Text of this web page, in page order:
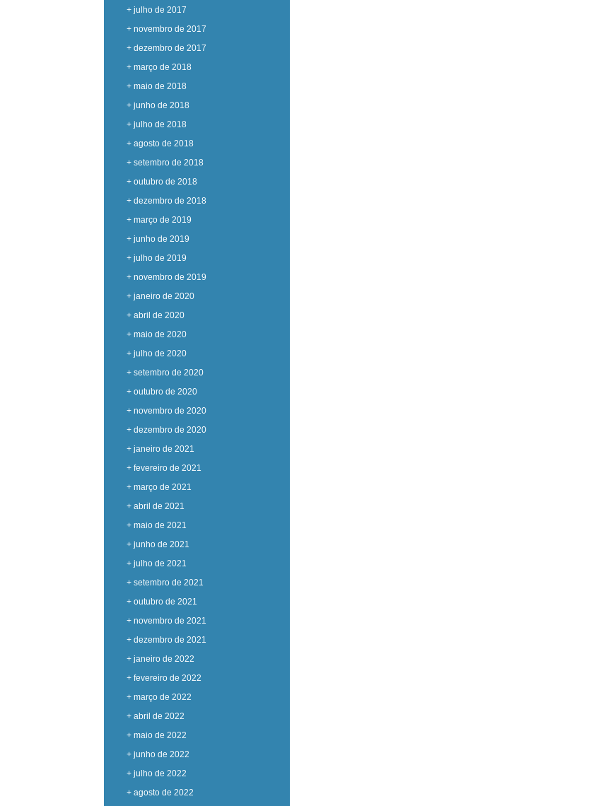
+ julho de 2017
+ novembro de 2017
+ dezembro de 2017
+ março de 2018
+ maio de 2018
+ junho de 2018
+ julho de 2018
+ agosto de 2018
+ setembro de 2018
+ outubro de 2018
+ dezembro de 2018
+ março de 2019
+ junho de 2019
+ julho de 2019
+ novembro de 2019
+ janeiro de 2020
+ abril de 2020
+ maio de 2020
+ julho de 2020
+ setembro de 2020
+ outubro de 2020
+ novembro de 2020
+ dezembro de 2020
+ janeiro de 2021
+ fevereiro de 2021
+ março de 2021
+ abril de 2021
+ maio de 2021
+ junho de 2021
+ julho de 2021
+ setembro de 2021
+ outubro de 2021
+ novembro de 2021
+ dezembro de 2021
+ janeiro de 2022
+ fevereiro de 2022
+ março de 2022
+ abril de 2022
+ maio de 2022
+ junho de 2022
+ julho de 2022
+ agosto de 2022